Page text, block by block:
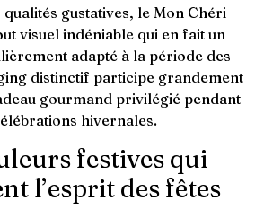
qualités gustatives, le Mon Chéri
visuel indéniable qui en fait un
adapté à la période des
distinctif participe grandement
gourmand privilégié pendant
hivernales.
festives qui
l’esprit des fêtes